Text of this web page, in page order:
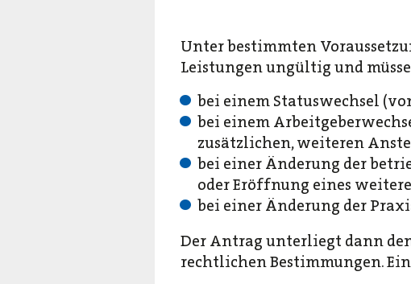
Unter bestimmten
Leistungen ungültig und
bei einem Statuswechsel
bei einem
zusätzlichen, weiteren
bei einer Änderung der
oder Eröffnung eines
bei einer Änderung der
Der Antrag unterliegt dann
rechtlichen Bestimmungen.